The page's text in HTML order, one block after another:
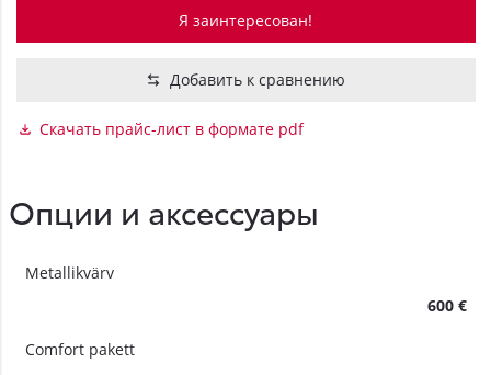
Я заинтересован!
Добавить к сравнению
Скачать прайс-лист в формате pdf
Опции и аксессуары
Metallikvärv
600 €
Comfort pakett